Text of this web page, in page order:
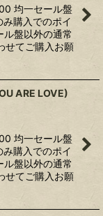
均一セール盤
購入でのポイ
盤以外の通常
せてご購入お願
ARE LOVE)
均一セール盤
購入でのポイ
盤以外の通常
せてご購入お願